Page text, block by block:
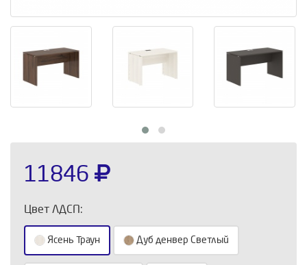
11846
Цвет ЛДСП:
Ясень Траун Дуб денвер Светлый